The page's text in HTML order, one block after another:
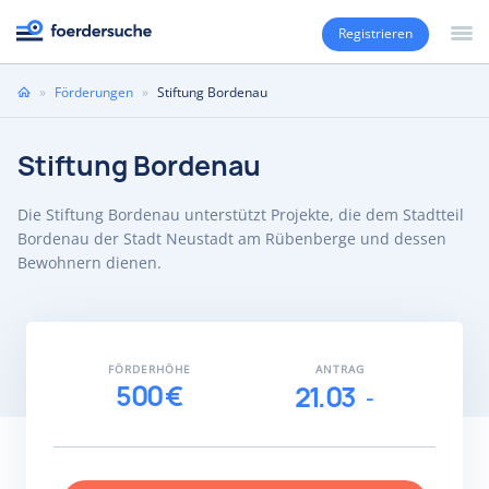
Registrieren
Sie» Förderungen » Stiftung Bordenau
Stiftung Bordenau
Die Stiftung Bordenau unterstützt Projekte, die dem Stadtteil
Bordenau der Stadt Neustadt am Rübenberge und dessen
Bewohnern dienen.
FÖRDERHÖHE
500 €
ANTRAG
21.03